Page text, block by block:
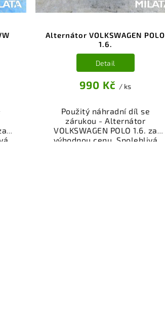
Alternátor VOLKSWAGEN POLO
1.6.
990 Kč / ks
Detail
Použitý náhradní díl se
zárukou - Alternátor
VOLKSWAGEN POLO 1.6. za
výhodnou cenu. Spolehlivá